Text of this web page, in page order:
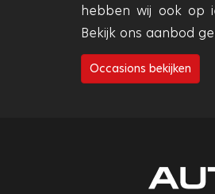
hebben wij ook op
Bekijk ons aanbod
Occasions bekijken